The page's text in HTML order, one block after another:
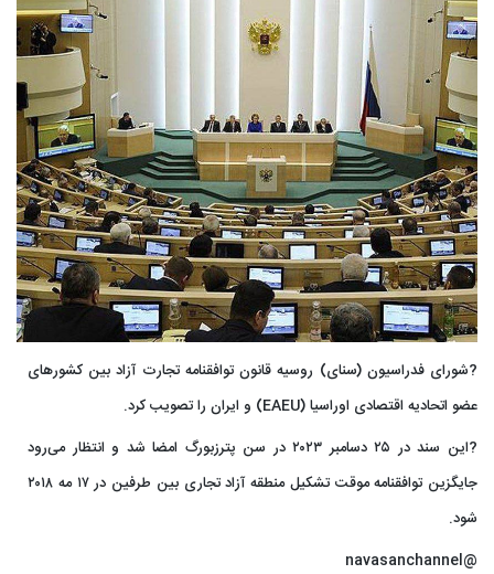
?شورای فدراسیون (سنای) روسیه قانون توافقنامه تجارت آزاد بین کشورهای
عضو اتحادیه اقتصادی اوراسیا (EAEU) و ایران را تصویب کرد.
?این سند در ۲۵ دسامبر ۲۰۲۳ در سن پترزبورگ امضا شد و انتظار می‌رود
جایگزین توافقنامه موقت تشکیل منطقه آزاد تجاری بین طرفین در ۱۷ مه ۲۰۱۸
شود.
@navasanchannel